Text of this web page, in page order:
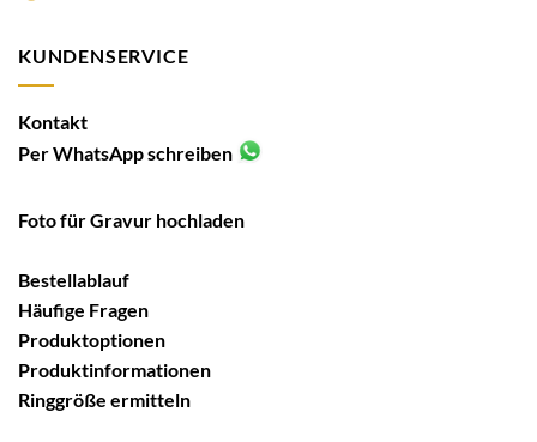
KUNDENSERVICE
Kontakt
Per WhatsApp schreiben
Foto für Gravur hochladen
Bestellablauf
Häufige Fragen
Produktoptionen
Produktinformationen
Ringgröße ermitteln